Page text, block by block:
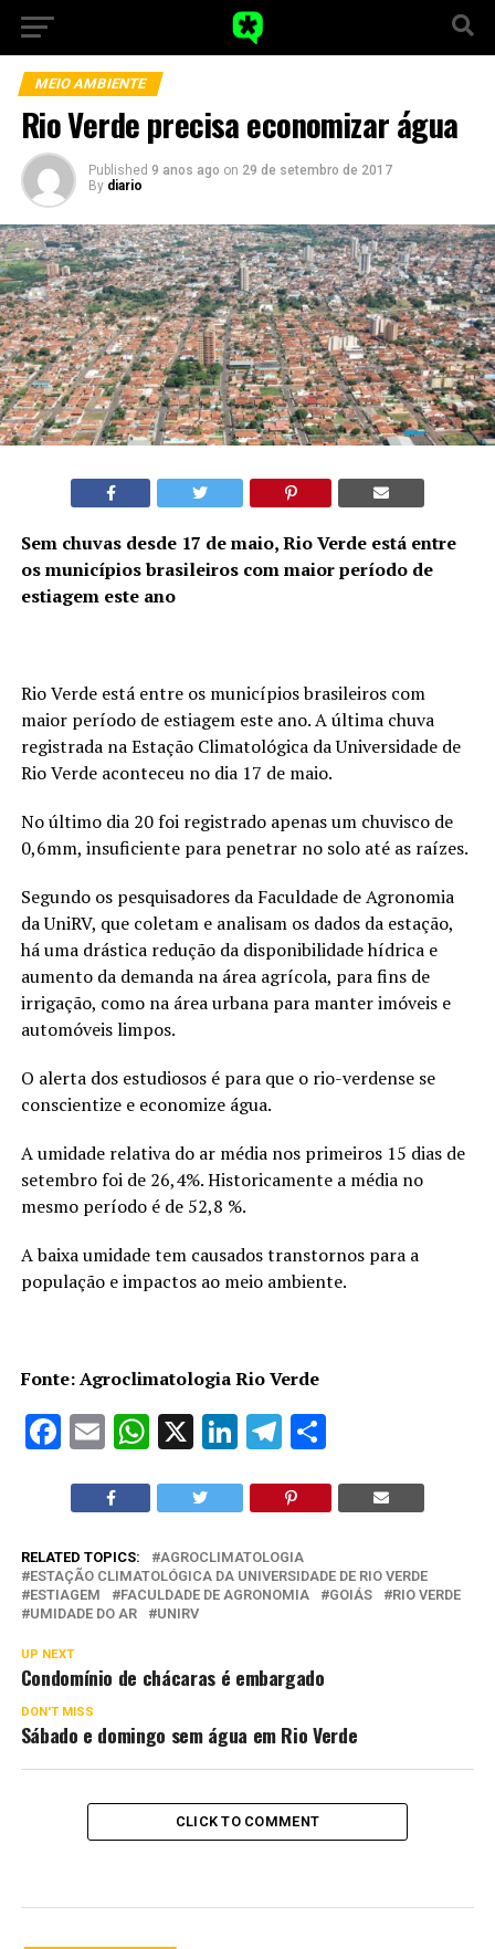
MEIO AMBIENTE
Rio Verde precisa economizar água
Published 9 anos ago on 29 de setembro de 2017
By diario
Sem chuvas desde 17 de maio, Rio Verde está entre
os municípios brasileiros com maior período de
estiagem este ano
Rio Verde está entre os municípios brasileiros com
maior período de estiagem este ano. A última chuva
registrada na Estação Climatológica da Universidade de
Rio Verde aconteceu no dia 17 de maio.
No último dia 20 foi registrado apenas um chuvisco de
0,6mm, insuficiente para penetrar no solo até as raízes.
Segundo os pesquisadores da Faculdade de Agronomia
da UniRV, que coletam e analisam os dados da estação,
há uma drástica redução da disponibilidade hídrica e
aumento da demanda na área agrícola, para fins de
irrigação, como na área urbana para manter imóveis e
automóveis limpos.
O alerta dos estudiosos é para que o rio-verdense se
conscientize e economize água.
A umidade relativa do ar média nos primeiros 15 dias de
setembro foi de 26,4%. Historicamente a média no
mesmo período é de 52,8 %.
A baixa umidade tem causados transtornos para a
população e impactos ao meio ambiente.
Fonte: Agroclimatologia Rio Verde
Facebook
EmailWhatsApp
X LinkedInTelegram
RELATED TOPICS:
AGROCLIMATOLOGIA
ESTAÇÃO CLIMATOLÓGICA DA UNIVERSIDADE DE RIO VERDE
ESTIAGEM
FACULDADE DE AGRONOMIA GOIÁS
RIO VERDE
UMIDADE DO AR
UNIRV
UP NEXT
Condomínio de chácaras é embargado
DON'T MISS
Sábado e domingo sem água em Rio Verde
CLICK TO COMMENT